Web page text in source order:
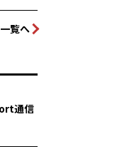
覧へ
通信